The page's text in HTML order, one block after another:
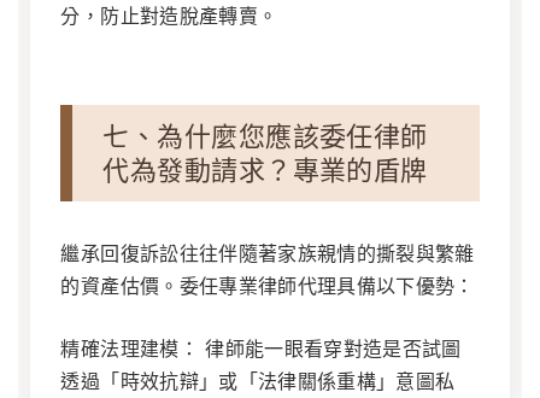
分，防止對造脫產轉賣。
七、為什麼您應該委任律師
代為發動請求？專業的盾牌
繼承回復訴訟往往伴隨著家族親情的撕裂與繁雜
的資產估價。委任專業律師代理具備以下優勢：
精確法理建模： 律師能一眼看穿對造是否試圖
透過「時效抗辯」或「法律關係重構」意圖私